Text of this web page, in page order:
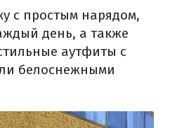
с простым нарядом,
день, а также
аутфиты с
белоснежными